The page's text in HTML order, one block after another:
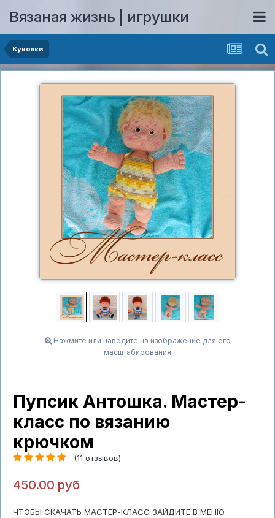
Вязаная жизнь | игрушки
Куколки
Нажмите или наведите на изображение для его
масштабирования
Пупсик Антошка. Мастер-
класс по вязанию
крючком
(11 отзывов)
450.00 руб
ЧТОБЫ СКАЧАТЬ МАСТЕР-КЛАСС ЗАЙДИТЕ В МЕНЮ